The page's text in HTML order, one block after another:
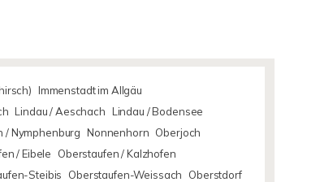
Immenstadt im Allgäu
Lindau / Aeschach Lindau / Bodensee
/ Nymphenburg Nonnenhorn Oberjoch
/ Eibele
Oberstaufen / Kalzhofen
Steibis Oberstaufen-Weissach
Oberstdorf